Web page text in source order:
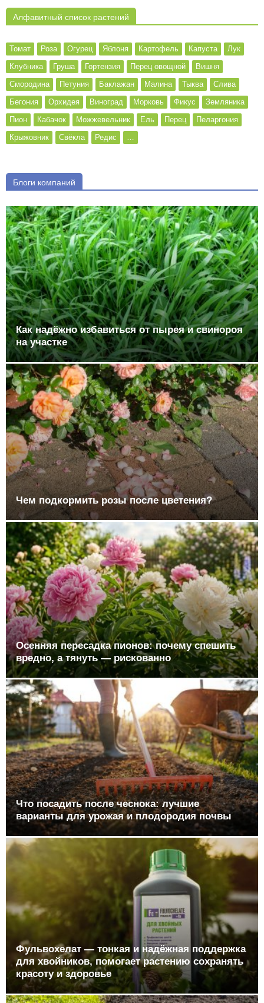
Алфавитный список растений
Томат Роза Огурец Яблоня Картофель Капуста
Лук
Клубника
Груша Гортензия Перец овощной
Вишня
Смородина
Петуния Баклажан Малина Тыква
Слива
Бегония
Орхидея Виноград Морковь Фикус
Земляника
Пион
Кабачок Можжевельник Ель Перец
Пеларгония
Крыжовник
Свёкла Редис
Блоги компаний
Как надёжно избавиться от пырея и свинороя
на участке
Чем подкормить розы после цветения?
Осенняя пересадка пионов: почему спешить
вредно, а тянуть — рискованно
Что посадить после чеснока: лучшие
варианты для урожая и плодородия почвы
Фульвохелат — тонкая и надёжная поддержка
для хвойников, помогает растению сохранять
красоту и здоровье